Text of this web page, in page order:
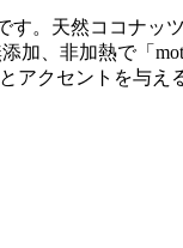
す。天然ココナッ
加、非加熱で「
アクセントを与え